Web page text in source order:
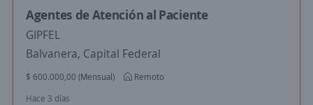
Agentes de Atención al Paciente
GIPFEL
Balvanera, Capital Federal
$ 600.000,00 (Mensual)
Remoto
Hace 3 días